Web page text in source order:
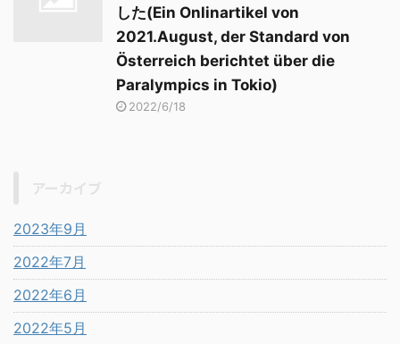
した(Ein Onlinartikel von
2021.August, der Standard von
Österreich berichtet über die
Paralympics in Tokio)
2022/6/18
2023年9月
2022年7月
2022年6月
2022年5月